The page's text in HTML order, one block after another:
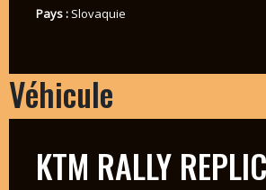
Pays : Slovaquie
Véhicule
KTM RALLY